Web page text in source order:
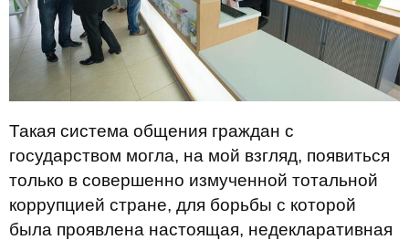
Такая система общения граждан с
государством могла, на мой взгляд, появиться
только в совершенно измученной тотальной
коррупцией стране, для борьбы с которой
была проявлена настоящая, недекларативная